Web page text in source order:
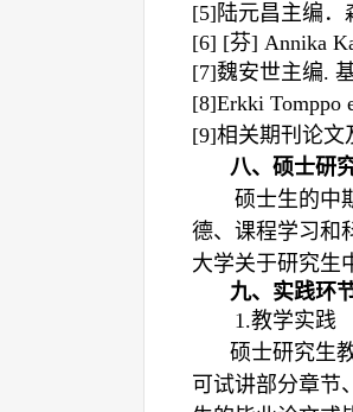
[5] 陆元昌主编．
[6] [芬] Annika
[7]魏安世主编.
[8]Erkki Tomppo
[9]相关期刊论文
八、硕士研
硕士生的中
德、课程学习和
大学关于研究生
九、实践环
1.教学实践
硕士研究生
可试讲部分章节